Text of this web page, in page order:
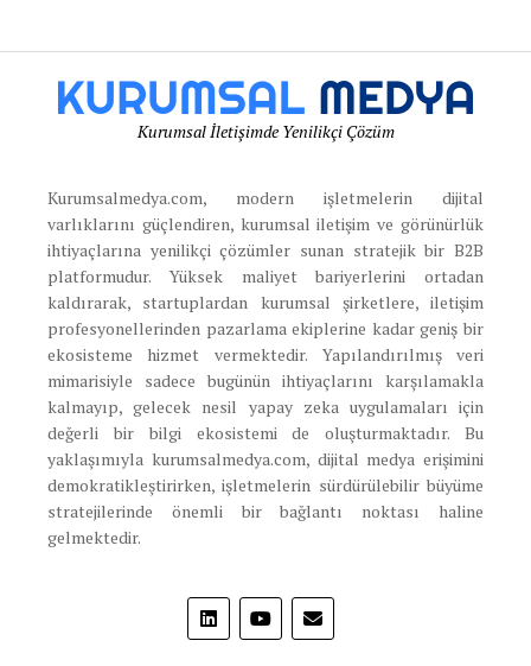
Kurumsal İletişimde Yenilikçi Çözüm
Kurumsalmedya.com, modern işletmelerin dijital
varlıklarını güçlendiren, kurumsal iletişim ve görünürlük
ihtiyaçlarına yenilikçi çözümler sunan stratejik bir B2B
platformudur. Yüksek maliyet bariyerlerini ortadan
kaldırarak, startuplardan kurumsal şirketlere, iletişim
profesyonellerinden pazarlama ekiplerine kadar geniş bir
ekosisteme hizmet vermektedir. Yapılandırılmış veri
mimarisiyle sadece bugünün ihtiyaçlarını karşılamakla
kalmayıp, gelecek nesil yapay zeka uygulamaları için
değerli bir bilgi ekosistemi de oluşturmaktadır. Bu
yaklaşımıyla kurumsalmedya.com, dijital medya erişimini
demokratikleştirirken, işletmelerin sürdürülebilir büyüme
stratejilerinde önemli bir bağlantı noktası haline
gelmektedir.